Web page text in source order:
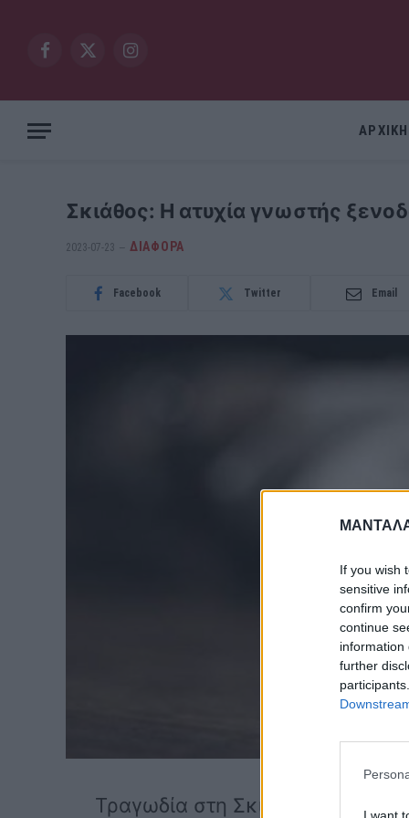
If you wish
sensitive
confirm
continue
information
further
I want
Facebook
X
Instagram
ΑΡΧΙΚΗ
Σκιάθος: Η ατυχία γνωστής
2023-07-23 ΔΙΆΦΟΡΑ
Facebook Twitter Email
Τραγωδία στη Σκιάθο για